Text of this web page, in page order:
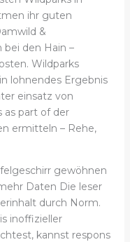
ihr guten
&
den Hain –
Wildparks
lohnendes Ergebnis
einsatz von
as part of der
ermitteln – Rehe,
gewöhnen
Daten Die leser
durch Norm.
inoffizieller
kannst respons